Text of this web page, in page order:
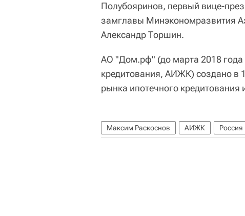
Полубояринов, первый вице-
замглавы Минэкономразвития
Александр Торшин.
АО "Дом.рф" (до марта 2018
кредитования, АИЖК) создано в
рынка ипотечного кредитования
Максим Раскоснов АИЖК Россия